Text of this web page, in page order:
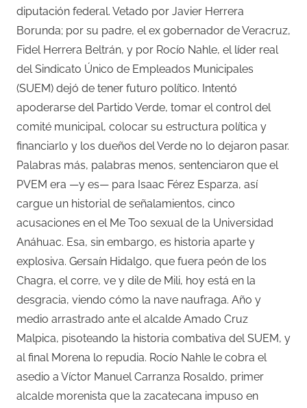
diputación federal. Vetado por Javier Herrera
Borunda; por su padre, el ex gobernador de Veracruz,
Fidel Herrera Beltrán, y por Rocío Nahle, el líder real
del Sindicato Único de Empleados Municipales
(SUEM) dejó de tener futuro político. Intentó
apoderarse del Partido Verde, tomar el control del
comité municipal, colocar su estructura política y
financiarlo y los dueños del Verde no lo dejaron pasar.
Palabras más, palabras menos, sentenciaron que el
PVEM era —y es— para Isaac Férez Esparza, así
cargue un historial de señalamientos, cinco
acusaciones en el Me Too sexual de la Universidad
Anáhuac. Esa, sin embargo, es historia aparte y
explosiva. Gersaín Hidalgo, que fuera peón de los
Chagra, el corre, ve y dile de Mili, hoy está en la
desgracia, viendo cómo la nave naufraga. Año y
medio arrastrado ante el alcalde Amado Cruz
Malpica, pisoteando la historia combativa del SUEM, y
al final Morena lo repudia. Rocío Nahle le cobra el
asedio a Víctor Manuel Carranza Rosaldo, primer
alcalde morenista que la zacatecana impuso en